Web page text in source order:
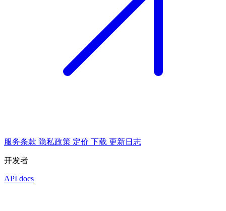
服务条款 隐私政策 定价 下载 更新日志
开发者
API docs